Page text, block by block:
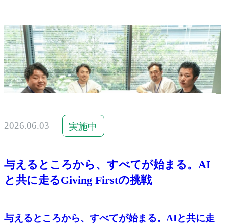
2026.06.03 実施中
与えるところから、すべてが始まる。AI
と共に走るGiving Firstの挑戦
与えるところから、すべてが始まる。AIと共に走